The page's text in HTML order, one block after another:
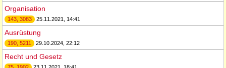
Organisation
143, 3083 25.11.2021, 14:41
Ausrüstung
190, 5211 29.10.2024, 22:12
Recht und Gesetz